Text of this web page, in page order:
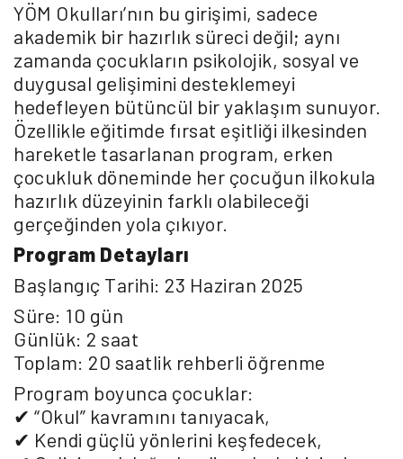
YÖM Okulları’nın bu girişimi, sadece
akademik bir hazırlık süreci değil; aynı
zamanda çocukların psikolojik, sosyal ve
duygusal gelişimini desteklemeyi
hedefleyen bütüncül bir yaklaşım sunuyor.
Özellikle eğitimde fırsat eşitliği ilkesinden
hareketle tasarlanan program, erken
çocukluk döneminde her çocuğun ilkokula
hazırlık düzeyinin farklı olabileceği
gerçeğinden yola çıkıyor.
Program Detayları
Başlangıç Tarihi: 23 Haziran 2025
Süre: 10 gün
Günlük: 2 saat
Toplam: 20 saatlik rehberli öğrenme
Program boyunca çocuklar:
✔ “Okul” kavramını tanıyacak,
✔ Kendi güçlü yönlerini keşfedecek,